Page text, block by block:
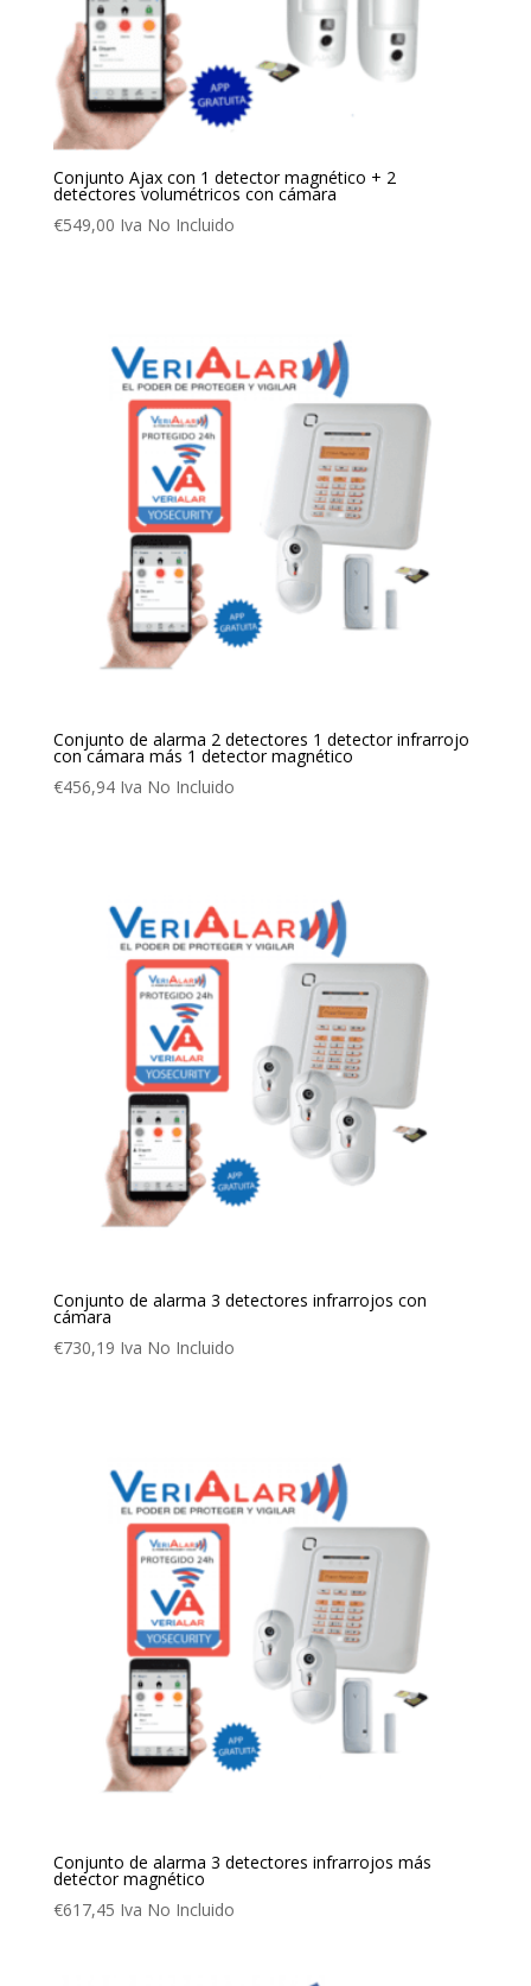
Conjunto Ajax con 1 detector magnético + 2
detectores volumétricos con cámara
€549,00 Iva No Incluido
Conjunto de alarma 2 detectores 1 detector infrarrojo
con cámara más 1 detector magnético
€456,94 Iva No Incluido
Conjunto de alarma 3 detectores infrarrojos con
cámara
€730,19 Iva No Incluido
Conjunto de alarma 3 detectores infrarrojos más
detector magnético
€617,45 Iva No Incluido